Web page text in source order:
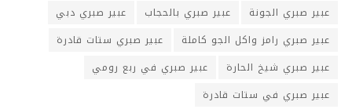
عبير صبري الجونة
عبير صبري بالحجاب
عبير صبري دبي
عبير صبري رامز واكل الجو كاملة
عبير صبري ستات قادرة
عبير صبري شيخ الحارة
عبير صبري في ربع رومي
عبير صبري في ستات قادرة